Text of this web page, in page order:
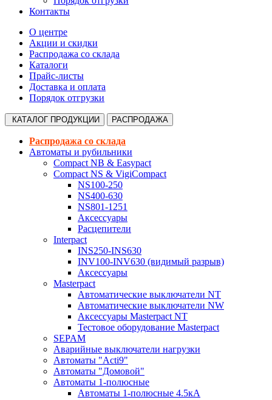
Контакты
О центре
Акции и скидки
Распродажа со склада
Каталоги
Прайс-листы
Доставка и оплата
Порядок отгрузки
КАТАЛОГ ПРОДУКЦИИ РАСПРОДАЖА
Распродажа со склада
Автоматы и рубильники
Compact NB & Easypact
Compact NS & VigiCompact
NS100-250
NS400-630
NS801-1251
Аксессуары
Расцепители
Interpact
INS250-INS630
INV100-INV630 (видимый разрыв)
Аксессуары
Masterpact
Автоматические выключатели NT
Автоматические выключатели NW
Аксессуары Masterpact NT
Тестовое оборудование Masterpact
SEPAM
Аварийные выключатели нагрузки
Автоматы "Acti9"
Автоматы "Домовой"
Автоматы 1-полюсные
Автоматы 1-полюсные 4.5кА